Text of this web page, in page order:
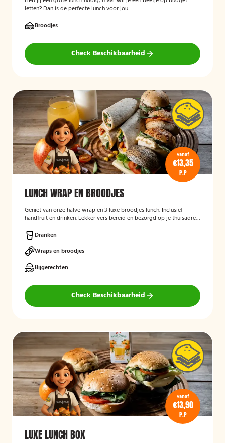
letten? Dan is de perfecte lunch voor jou!
Broodjes
Check Beschikbaarheid
vanaf
€13,35
P.P
LUNCH WRAP EN BROODJES
Geniet van onze halve wrap en 3 luxe broodjes lunch. Inclusief
handfruit en drinken. Lekker vers bereid en bezorgd op je thuisadres
Dranken
Wraps en broodjes
Bijgerechten
Check Beschikbaarheid
vanaf
€13,90
P.P
LUXE LUNCH BOX